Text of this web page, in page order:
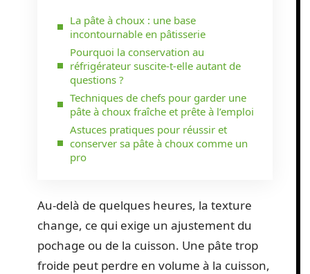
La pâte à choux : une base
incontournable en pâtisserie
Pourquoi la conservation au
réfrigérateur suscite-t-elle autant de
questions ?
Techniques de chefs pour garder une
pâte à choux fraîche et prête à l’emploi
Astuces pratiques pour réussir et
conserver sa pâte à choux comme un
pro
Au-delà de quelques heures, la texture
change, ce qui exige un ajustement du
pochage ou de la cuisson. Une pâte trop
froide peut perdre en volume à la cuisson,